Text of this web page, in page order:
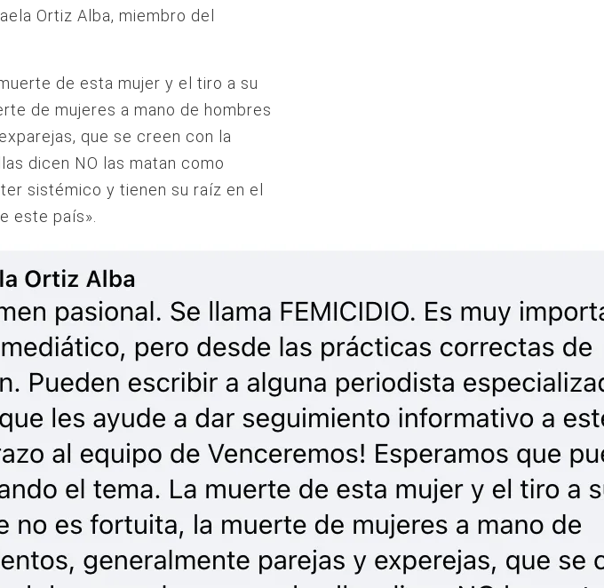
Ortiz Alba, miembro del
de esta mujer y el tiro a su
de mujeres a mano de hombres
que se creen con la
dicen NO las matan como
sistémico y tienen su raíz en el
este país».